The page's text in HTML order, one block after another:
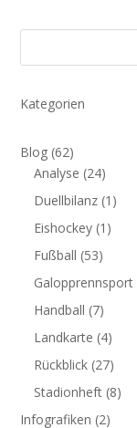
Kategorien
Blog (62)
Analyse (24)
Duellbilanz (1)
Eishockey (1)
Fußball (53)
Galopprennsport
Handball (7)
Landkarte (4)
Rückblick (27)
Stadionheft (8)
Infografiken (2)